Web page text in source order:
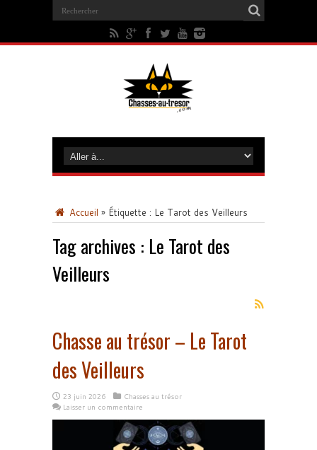
Accueil » Étiquette : Le Tarot des Veilleurs
Tag archives : Le Tarot des
Veilleurs
Chasse au trésor – Le Tarot
des Veilleurs
23 juin 2026
Chasses au trésor
Laisser un commentaire